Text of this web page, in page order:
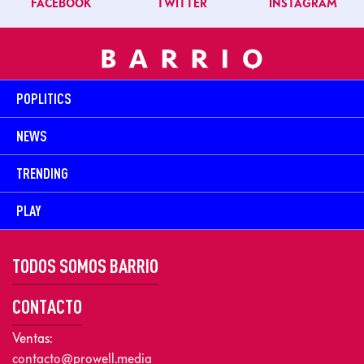
FACEBOOK TWITTER INSTAGRAM
POPLITICS
NEWS
TRENDING
PLAY
TODOS SOMOS BARRIO
CONTACTO
Ventas:
contacto@prowell.media